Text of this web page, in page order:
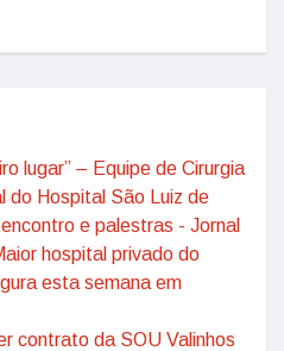
lugar” – Equipe de Cirurgia
do Hospital São Luiz de
e palestras - Jornal
hospital privado do
esta semana em
contrato da SOU Valinhos